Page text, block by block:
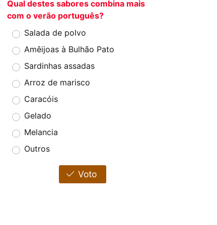
Qual destes sabores combina mais
com o verão português?
Salada de polvo
Amêijoas à Bulhão Pato
Sardinhas assadas
Arroz de marisco
Caracóis
Gelado
Melancia
Outros
Voto